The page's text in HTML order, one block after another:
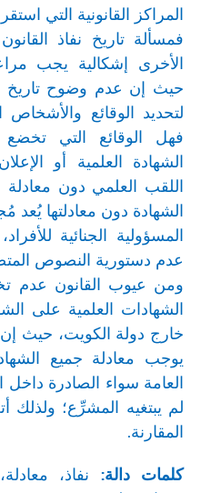
المراكز القانونية التي
فمسألة تاريخ نفاذ
الأخرى إشكالية يجب
حيث إن عدم وضوح تاريخ
لتحديد الوقائع
فهل الوقائع التي
الشهادة العلمية أو
اللقب العلمي دون
الشهادة دون معادلتها يُعد
المسؤولية الجنائية
عدم دستورية النصوص
ومن عيوب القانون عدم
الشهادات العلمية على
خارج دولة الكويت، حيث
يوجب معادلة جميع
العامة سواء الصادرة داخل
لم يبتغيه المشرِّع؛ ولذلك
المقارنة.
كلمات دالة: نفاذ،